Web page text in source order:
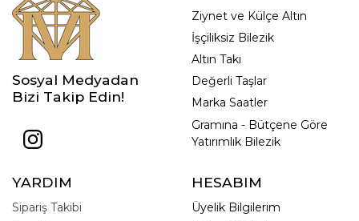
Sosyal Medyadan
Bizi Takip Edin!
Ziynet ve Külçe Altın
İşçiliksiz Bilezik
Altın Takı
Değerli Taşlar
Marka Saatler
Gramına - Bütçene Göre
Yatırımlık Bilezik
YARDIM
Sipariş Takibi
HESABIM
Üyelik Bilgilerim